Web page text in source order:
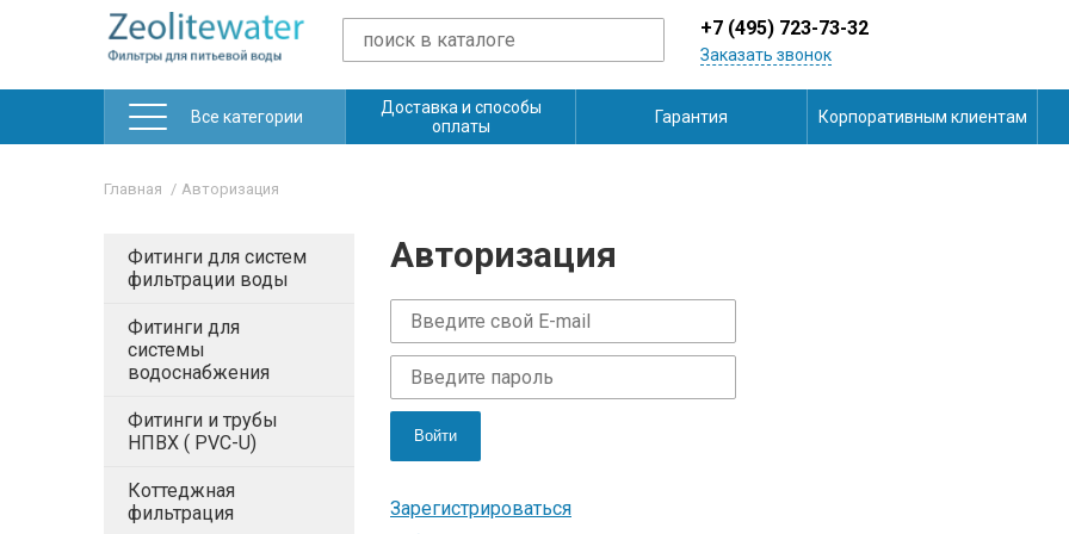
+7 (495) 723-73-32
Заказать звонок
Все категории
Доставка и способы
оплаты
Гарантия Корпоративным клиентам
Главная Авторизация
Фитинги для систем
фильтрации воды
Фитинги для
системы
водоснабжения
Фитинги и трубы
НПВХ ( PVC-U)
Коттеджная
фильтрация
Авторизация
Войти
Зарегистрироваться